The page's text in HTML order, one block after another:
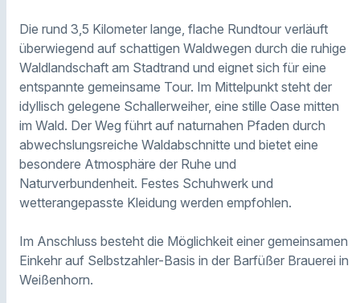
Die rund 3,5 Kilometer lange, flache Rundtour verläuft
überwiegend auf schattigen Waldwegen durch die ruhige
Waldlandschaft am Stadtrand und eignet sich für eine
entspannte gemeinsame Tour. Im Mittelpunkt steht der
idyllisch gelegene Schallerweiher, eine stille Oase mitten
im Wald. Der Weg führt auf naturnahen Pfaden durch
abwechslungsreiche Waldabschnitte und bietet eine
besondere Atmosphäre der Ruhe und
Naturverbundenheit. Festes Schuhwerk und
wetterangepasste Kleidung werden empfohlen.
Im Anschluss besteht die Möglichkeit einer gemeinsamen
Einkehr auf Selbstzahler-Basis in der Barfüßer Brauerei in
Weißenhorn.